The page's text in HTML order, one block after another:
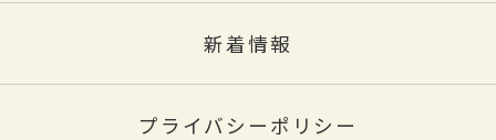
新着情報
プライバシーポリシー